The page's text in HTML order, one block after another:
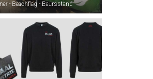
- Beachflag - Beursstand